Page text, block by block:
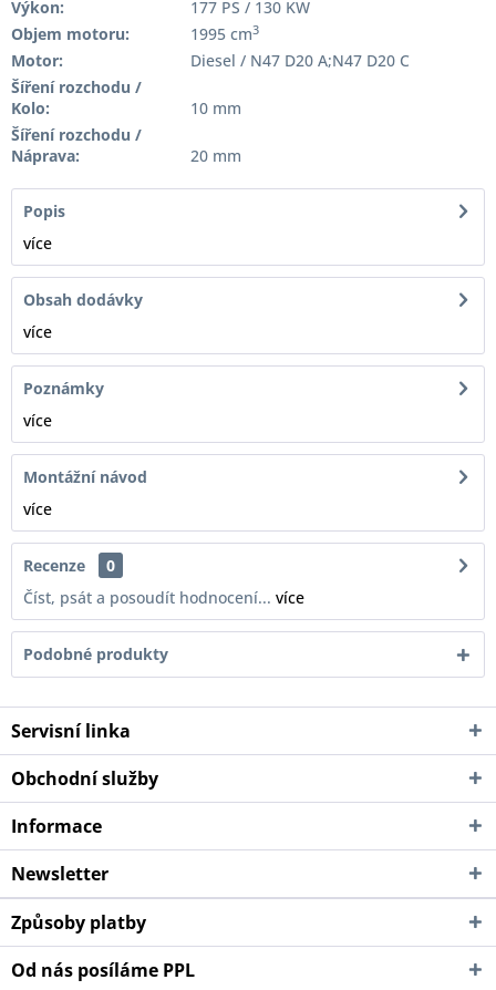
Výkon:
177 PS / 130 KW
Objem motoru:
1995 cm3
Motor:
Diesel / N47 D20 A;N47 D20 C
Šíření rozchodu /
Kolo:
10 mm
Šíření rozchodu /
Náprava:
20 mm
Popis
více
Obsah dodávky
více
Poznámky
více
Montážní návod
více
Recenze
0
Číst, psát a posoudít hodnocení... více
Podobné produkty
Servisní linka
Obchodní služby
Informace
Newsletter
Způsoby platby
Od nás posíláme PPL